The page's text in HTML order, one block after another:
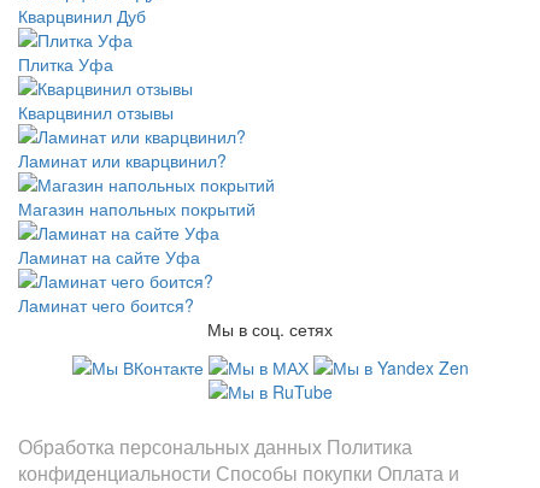
Кварцвинил Дуб
Плитка Уфа
Кварцвинил отзывы
Ламинат или кварцвинил?
Магазин напольных покрытий
Ламинат на сайте Уфа
Ламинат чего боится?
Мы в соц. сетях
Обработка персональных данных Политика
конфиденциальности Способы покупки Оплата и